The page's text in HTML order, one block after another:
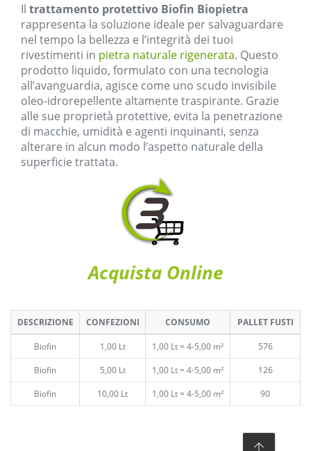
Il trattamento protettivo Biofin Biopietra
rappresenta la soluzione ideale per salvaguardare
nel tempo la bellezza e l’integrità dei tuoi
rivestimenti in pietra naturale rigenerata. Questo
prodotto liquido, formulato con una tecnologia
all’avanguardia, agisce come uno scudo invisibile
oleo-idrorepellente altamente traspirante. Grazie
alle sue proprietà protettive, evita la penetrazione
di macchie, umidità e agenti inquinanti, senza
alterare in alcun modo l’aspetto naturale della
superficie trattata.
Acquista Online
DESCRIZIONE CONFEZIONI CONSUMO PALLET FUSTI
Biofin 1,00 Lt 1,00 Lt = 4-5,00 m²
576
Biofin
5,00 Lt 1,00 Lt = 4-5,00 m²
126
Biofin
10,00 Lt 1,00 Lt = 4-5,00 m² 90